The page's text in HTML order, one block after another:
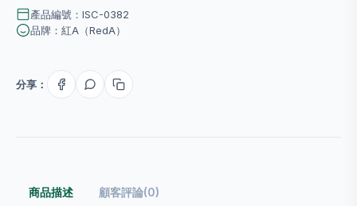
產品編號：ISC-0382
品牌：紅A（RedA）
分享：
商品描述 顧客評論(0)